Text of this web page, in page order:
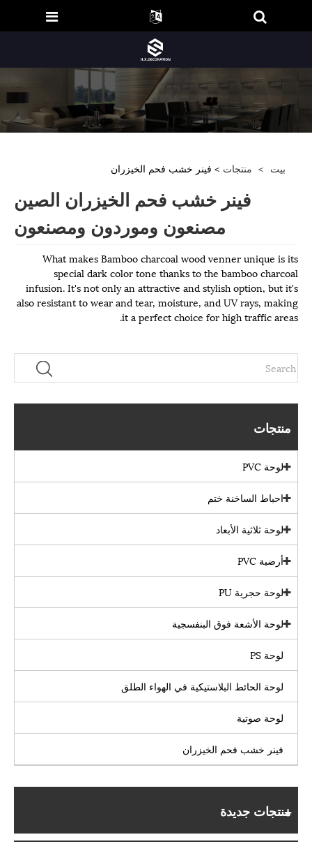
بيت > منتجات > فينر خشب فحم الخيزران
فينر خشب فحم الخيزران الصين
مصنعون وموردون ومصنعون
What makes Bamboo charcoal wood venner unique is its
special dark color tone thanks to the bamboo charcoal
infusion. It's not only an attractive and stylish option, but it's
also resistant to wear and tear, moisture, and UV rays, making
it a perfect choice for high traffic areas.
منتجات
لوحة PVC
احباط الساخنة ختم
لوحة ثلاثية الأبعاد
أرضية PVC
لوحة حجرية PU
لوحة الأشعة فوق البنفسجية
لوحة PS
لوحة الحائط البلاستيكية في الهواء الطلق
لوحة صوتية
فينر خشب فحم الخيزران
منتجات جديدة